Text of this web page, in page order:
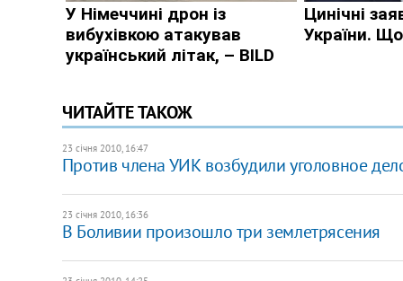
ЧИТАЙТЕ ТАКОЖ
23 січня 2010, 16:47
Против члена УИК возбудили уголовное
23 січня 2010, 16:36
В Боливии произошло три землетрясения